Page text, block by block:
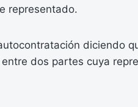
representado.
diciendo
dos partes cuya